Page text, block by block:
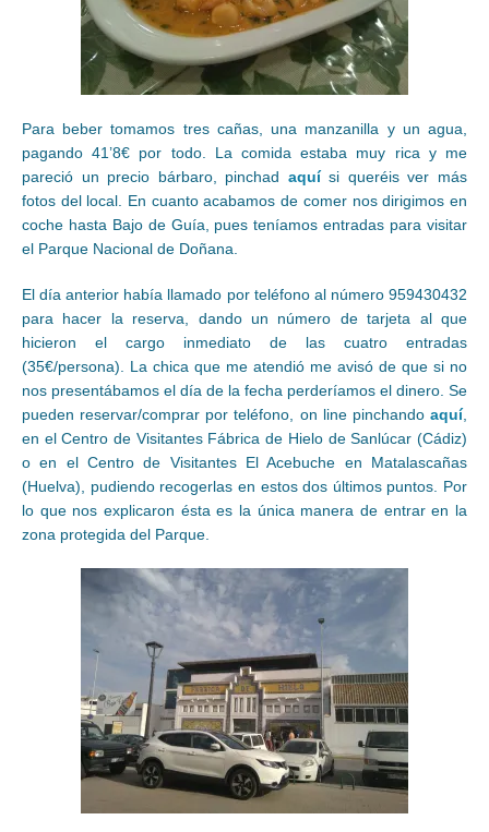
Para beber tomamos tres cañas, una manzanilla y un agua,
pagando 41’8€ por todo. La comida estaba muy rica y me
pareció un precio bárbaro, pinchad aquísi queréis ver más
fotos del local. En cuanto acabamos de comer nos dirigimos en
coche hasta Bajo de Guía, pues teníamos entradas para visitar
el Parque Nacional de Doñana.
El día anterior había llamado por teléfono al número 959430432
para hacer la reserva, dando un número de tarjeta al que
hicieron el cargo inmediato de las cuatro entradas
(35€/persona). La chica que me atendió me avisó de que si no
nos presentábamos el día de la fecha perderíamos el dinero. Se
pueden reservar/comprar por teléfono, on line pinchando aquí,
en el Centro de Visitantes Fábrica de Hielo de Sanlúcar (Cádiz)
o en el Centro de Visitantes El Acebuche en Matalascañas
(Huelva), pudiendo recogerlas en estos dos últimos puntos. Por
lo que nos explicaron ésta es la única manera de entrar en la
zona protegida del Parque.